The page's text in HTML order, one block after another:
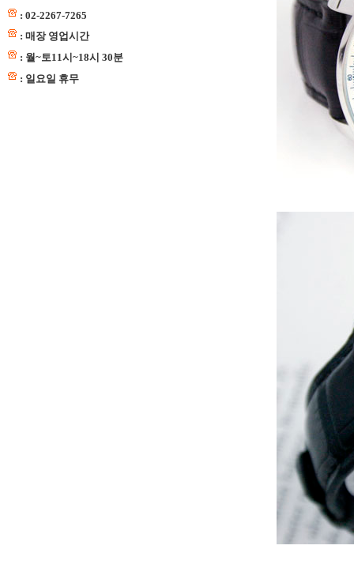
: 02-2267-7265
: 매장 영업시간
: 월~토11시~18시 30분
: 일요일 휴무